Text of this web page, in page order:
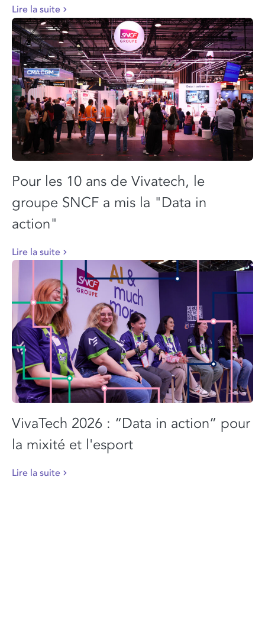
Lire la suite
Pour les 10 ans de Vivatech, le
groupe SNCF a mis la "Data in
action"
Lire la suite
VivaTech 2026 : “Data in action” pour
la mixité et l'esport
Lire la suite